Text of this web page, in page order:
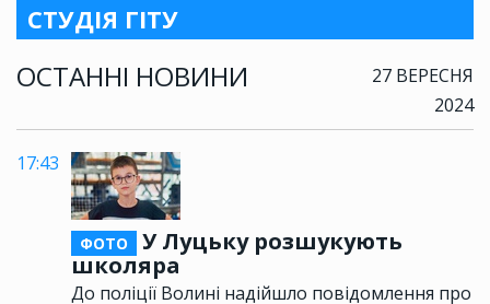
СТУДІЯ ГІТУ
ОСТАННІ НОВИНИ
27 ВЕРЕСНЯ
2024
17:43
ФОТО
У Луцьку розшукують
школяра
До поліції Волині надійшло повідомлення про